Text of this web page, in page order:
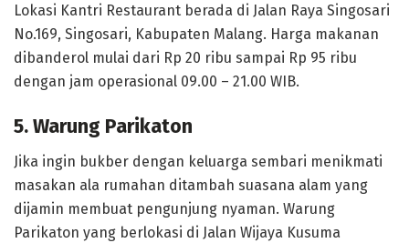
Lokasi Kantri Restaurant berada di Jalan Raya Singosari
No.169, Singosari, Kabupaten Malang. Harga makanan
dibanderol mulai dari Rp 20 ribu sampai Rp 95 ribu
dengan jam operasional 09.00 – 21.00 WIB.
5. Warung Parikaton
Jika ingin bukber dengan keluarga sembari menikmati
masakan ala rumahan ditambah suasana alam yang
dijamin membuat pengunjung nyaman. Warung
Parikaton yang berlokasi di Jalan Wijaya Kusuma